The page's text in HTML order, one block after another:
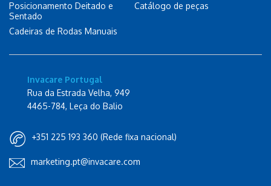
Posicionamento Deitado e
Sentado
Cadeiras de Rodas Manuais
Catálogo de peças
Invacare Portugal
Rua da Estrada Velha, 949
4465-784, Leça do Balio
+351 225 193 360 (Rede fixa nacional)
marketing.pt@invacare.com